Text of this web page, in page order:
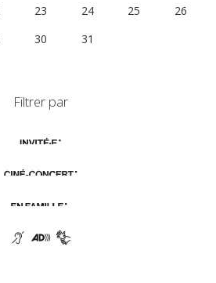
23 24 25
26
30 31
Filtrer par